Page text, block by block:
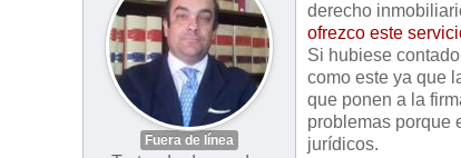
Fuera de línea
derecho
ofrezco este
Si hubiese
como este ya que
que ponen a la
problemas porque
jurídicos.